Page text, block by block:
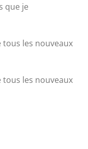
que je
tous les nouveaux
tous les nouveaux